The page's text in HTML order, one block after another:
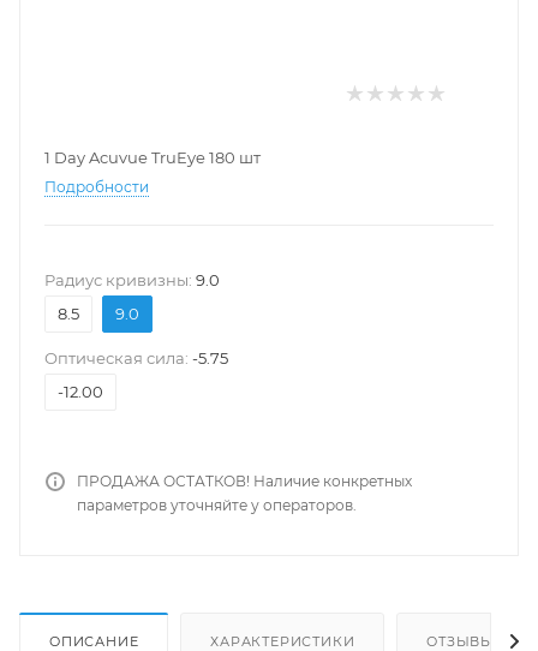
1 Day Acuvue TruEye 180 шт
Подробности
Pадиус кривизны: 9.0
8.5
9.0
Оптическая сила: -5.75
-12.00
ПРОДАЖА ОСТАТКОВ! Наличие конкретных
параметров уточняйте у операторов.
ОПИСАНИЕ ХАРАКТЕРИСТИКИ ОТЗЫВЫ